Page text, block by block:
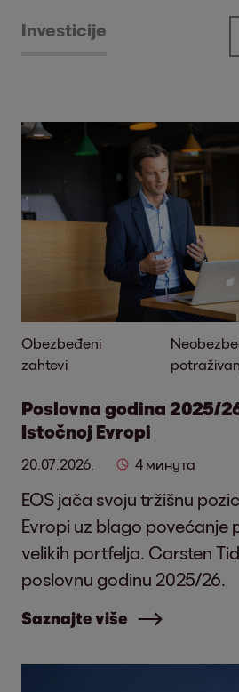
Investicije
Obezbeđeni
zahtevi
Poslovna godina 2025/
Istočnoj Evropi
20.07.2026. 4 минута
EOS jača svoju tržišnu
Evropi uz blago povećanje
velikih portfelja. Carsten
poslovnu godinu 2025/26.
Saznajte više